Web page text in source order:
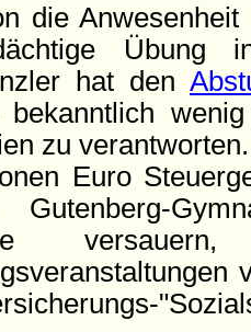
die
Übung
hat den
zu
Euro